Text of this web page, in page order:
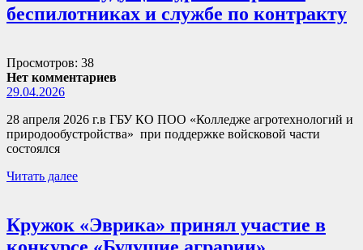
беспилотниках и службе по контракту
Просмотров: 38
Нет комментариев
29.04.2026
28 апреля 2026 г.в ГБУ КО ПОО «Колледже агротехнологий и
природообустройства» при поддержке войсковой части
состоялся
Читать далее
Кружок «Эврика» принял участие в